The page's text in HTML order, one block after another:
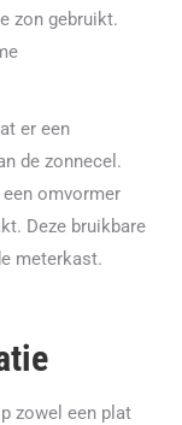
zon gebruikt.
er een
de zonnecel.
een omvormer
Deze bruikbare
meterkast.
zowel een plat